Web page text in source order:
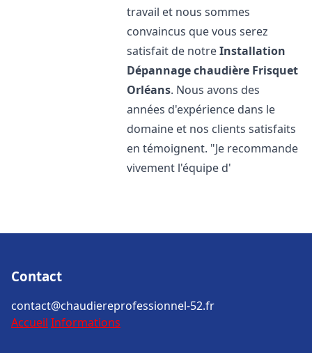
travail et nous sommes
convaincus que vous serez
satisfait de notreInstallation
Dépannage chaudière Frisquet
Orléans. Nous avons des
années d'expérience dans le
domaine et nos clients satisfaits
en témoignent. "Je recommande
vivement l'équipe d'
Contact
contact@chaudiereprofessionnel-52.fr
Accueil Informations